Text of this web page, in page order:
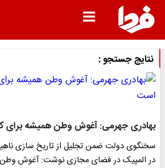
نتایج جستجو :
بهادری جهرمی: آغوش وطن همیشه برای
سخنگوی دولت ضمن تجلیل از تاریخ سازی ناهید
در المپیک در فضای مجازی نوشت: آغوش